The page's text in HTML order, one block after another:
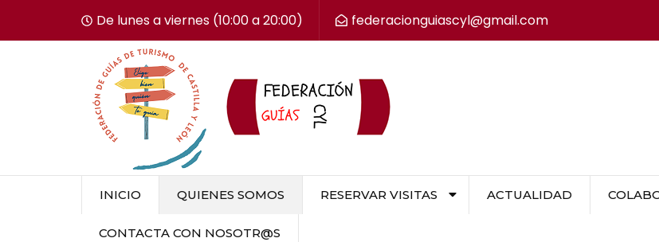
De lunes a viernes (10:00 a 20:00) federacionguiascyl@gmail.com
INICIO QUIENES SOMOS RESERVAR VISITAS ACTUALIDAD
CONTACTA CON NOSOTR@S